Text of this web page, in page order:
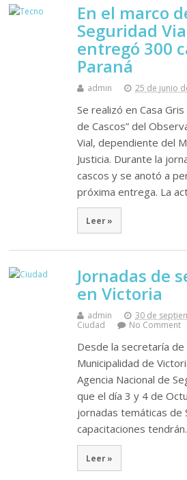
En el marco
Seguridad
entregó 300
Paraná
admin 25 de junio
Se realizó en Casa
de Cascos” del
Vial, dependiente del
Justicia. Durante la
cascos y se anotó a
próxima entrega. La
Leer »
Jornadas de
en Victoria
admin
30 de
Ciudad
No Comment
Desde la secretaría
Municipalidad de
Agencia Nacional de
que el día 3 y 4 de
jornadas temáticas de
capacitaciones
Leer »